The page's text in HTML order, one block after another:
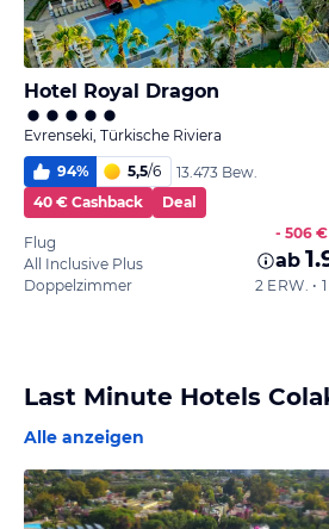
Hotel Royal Dragon
Evrenseki, Türkische Riviera
94% 5,5/6
13.473 Bew.
40 € Cashback
Deal
Flug
All Inclusive Plus
Doppelzimmer
- 506 €
ab
2 ERW. •
Last Minute Hotels
Alle anzeigen